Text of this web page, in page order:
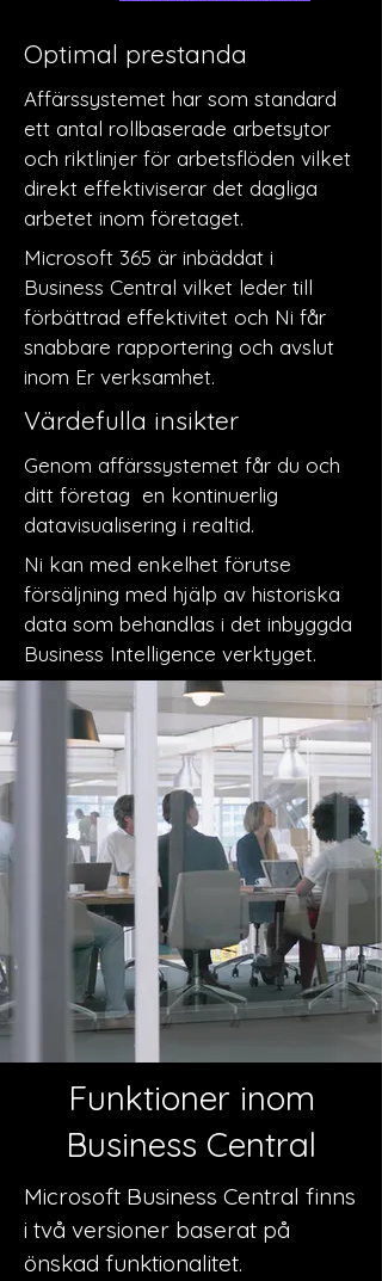
Optimal prestanda
Affärssystemet har som standard
ett antal rollbaserade arbetsytor
och riktlinjer för arbetsflöden vilket
direkt effektiviserar det dagliga
arbetet inom företaget.
Microsoft 365 är inbäddat i
Business Central vilket leder till
förbättrad effektivitet och Ni får
snabbare rapportering och avslut
inom Er verksamhet.
Värdefulla insikter
Genom affärssystemet får du och
ditt företag en kontinuerlig
datavisualisering i realtid.
Ni kan med enkelhet förutse
försäljning med hjälp av historiska
data som behandlas i det inbyggda
Business Intelligence verktyget.
Funktioner inom
Business Central
Microsoft Business Central finns
i två versioner baserat på
önskad funktionalitet.